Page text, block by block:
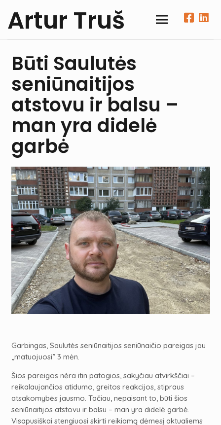
Artur Truš
Būti Saulutės
seniūnaitijos
atstovu ir balsu –
man yra didelė
garbė
Garbingas, Saulutės seniūnaitijos seniūnaičio pareigas jau
„matuojuosi” 3 mėn.
Šios pareigos nėra itin patogios, sakyčiau atvirkščiai –
reikalaujančios atidumo, greitos reakcijos, stipraus
atsakomybės jausmo. Tačiau, nepaisant to, būti šios
seniūnaitijos atstovu ir balsu – man yra didelė garbė.
Visapusiškai stengiuosi skirti reikiamą dėmesį aktualiems